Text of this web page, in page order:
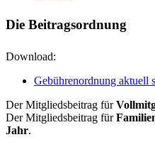
Die Beitragsordnung
Download:
Gebührenordnung aktuell
Der Mitgliedsbeitrag für
Der Mitgliedsbeitrag für
Jahr.